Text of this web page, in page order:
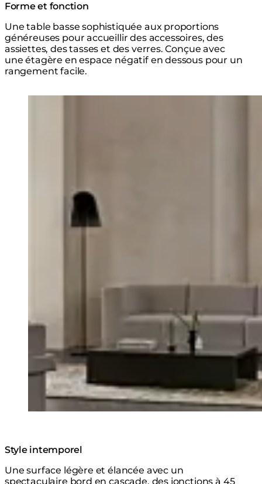
Forme et fonction
Une table basse sophistiquée aux proportions
généreuses pour accueillir des accessoires, des
assiettes, des tasses et des verres. Conçue avec
une étagère en espace négatif en dessous pour un
rangement facile.
Style intemporel
Une surface légère et élancée avec un
spectaculaire bord en cascade, des jonctions à 45